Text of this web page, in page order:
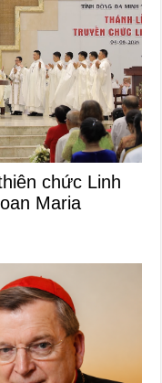
chức Linh
Maria